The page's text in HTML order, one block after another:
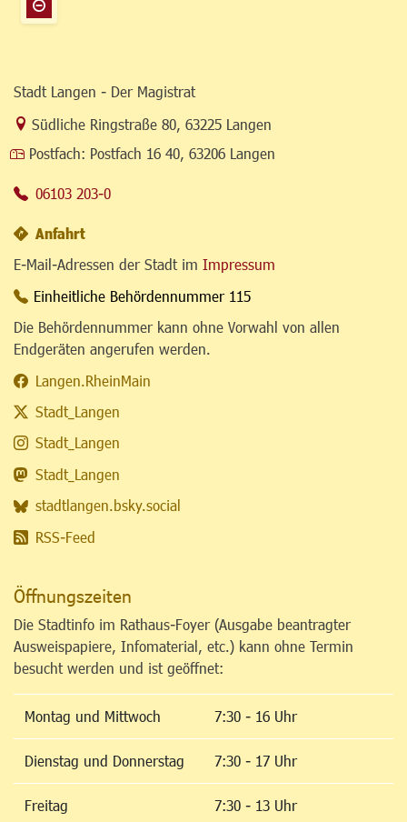
Stadt Langen - Der Magistrat
Link zur Google-Maps Navigation
Südliche Ringstraße 80, 63225 Langen
Postfach: Postfach 16 40, 63206 Langen
06103 203-0
Anfahrt
E-Mail-Adressen der Stadt im Impressum
Einheitliche Behördennummer 115
Die Behördennummer kann ohne Vorwahl von allen
Endgeräten angerufen werden.
Langen.RheinMain
Stadt_Langen
Stadt_Langen
Stadt_Langen
stadtlangen.bsky.social
RSS-Feed
Öffnungszeiten
Die Stadtinfo im Rathaus-Foyer (Ausgabe beantragter
Ausweispapiere, Infomaterial, etc.) kann ohne Termin
besucht werden und ist geöffnet:
Montag und Mittwoch 7:30 - 16 Uhr
Dienstag und Donnerstag 7:30 - 17 Uhr
Freitag 7:30 - 13 Uhr